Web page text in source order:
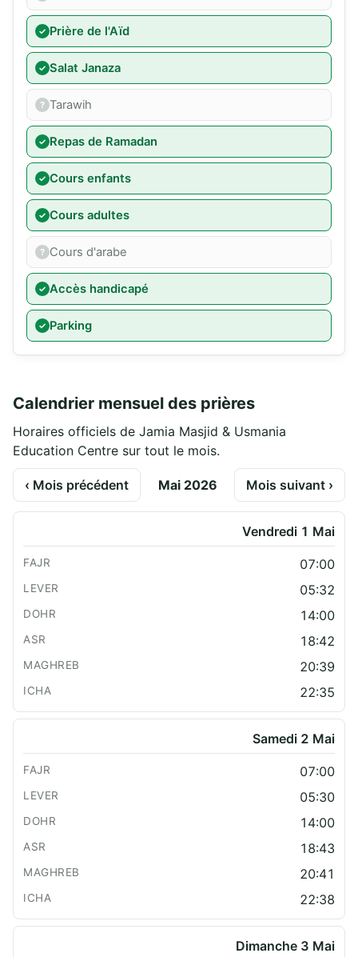
Prière de l'Aïd
Salat Janaza
Tarawih
Repas de Ramadan
Cours enfants
Cours adultes
Cours d'arabe
Accès handicapé
Parking
Calendrier mensuel des prières
Horaires officiels de Jamia Masjid & Usmania
Education Centre sur tout le mois.
‹ Mois précédent Mai 2026 Mois suivant ›
Vendredi 1 Mai
07:00
05:32
14:00
18:42
20:39
22:35
Samedi 2 Mai
07:00
05:30
14:00
18:43
20:41
22:38
Dimanche 3 Mai